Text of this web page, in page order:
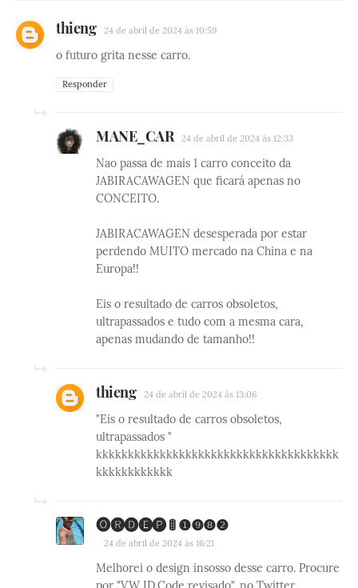
thieng 24 de abril de 2024 às 10:59
o futuro grita nesse carro.
Responder
MANE_CAR 24 de abril de 2024 às 12:33
Nao passa de mais 1 carro conceito da
JABIRACAWAGEN que ficará apenas no
CONCEITO.
JABIRACAWAGEN desesperada por estar
perdendo MUITO mercado na China e na
Europa!!
Eis o resultado de carros obsoletos,
ultrapassados e tudo com a mesma cara,
apenas mudando de tamanho!!
thieng 24 de abril de 2024 às 13:06
"Eis o resultado de carros obsoletos,
ultrapassados "
kkkkkkkkkkkkkkkkkkkkkkkkkkkkkkkkkkkkkk
kkkkkkkkkkkk
🅞🅡🅓🅔🅟 🚦 ❶❾❽❷
24 de abril de 2024 às 16:21
Melhorei o design insosso desse carro. Procure